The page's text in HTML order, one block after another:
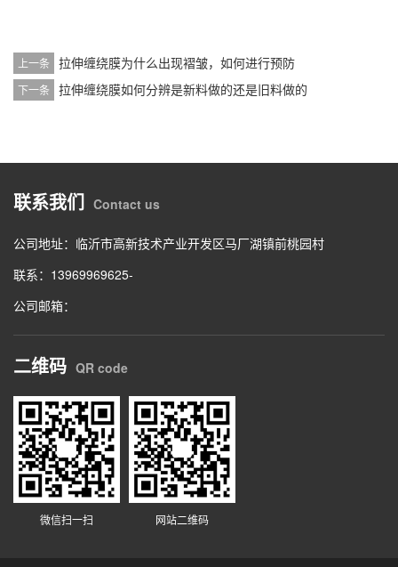
上一条 拉伸缠绕膜为什么出现褶皱，如何进行预防
下一条 拉伸缠绕膜如何分辨是新料做的还是旧料做的
联系我们 Contact us
公司地址：临沂市高新技术产业开发区马厂湖镇前桃园村
联系：13969969625-
公司邮箱：
二维码 QR code
微信扫一扫 网站二维码